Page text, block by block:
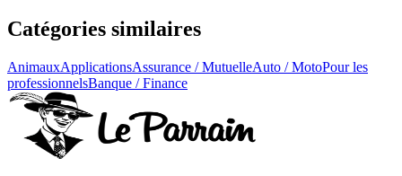
Catégories similaires
AnimauxApplicationsAssurance / MutuelleAuto / MotoPour les
professionnelsBanque / Finance